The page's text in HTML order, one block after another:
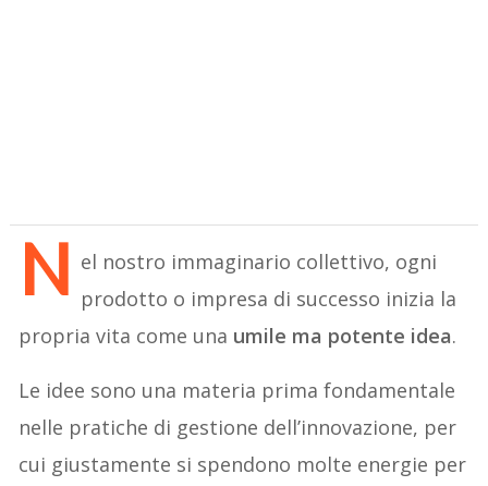
N el nostro immaginario collettivo, ogni
prodotto o impresa di successo inizia la
propria vita come una umile ma potente idea.
Le idee sono una materia prima fondamentale
nelle pratiche di gestione dell’innovazione, per
cui giustamente si spendono molte energie per